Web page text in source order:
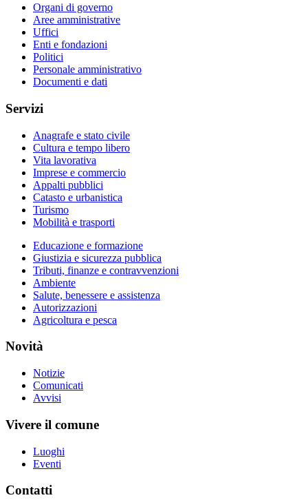
Organi di governo
Aree amministrative
Uffici
Enti e fondazioni
Politici
Personale amministrativo
Documenti e dati
Servizi
Anagrafe e stato civile
Cultura e tempo libero
Vita lavorativa
Imprese e commercio
Appalti pubblici
Catasto e urbanistica
Turismo
Mobilità e trasporti
Educazione e formazione
Giustizia e sicurezza pubblica
Tributi, finanze e contravvenzioni
Ambiente
Salute, benessere e assistenza
Autorizzazioni
Agricoltura e pesca
Novità
Notizie
Comunicati
Avvisi
Vivere il comune
Luoghi
Eventi
Contatti